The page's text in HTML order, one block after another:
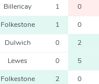
Billericay 1 0
Folkestone 1 0
Dulwich 0 2
Lewes 0 5
Folkestone 2 0